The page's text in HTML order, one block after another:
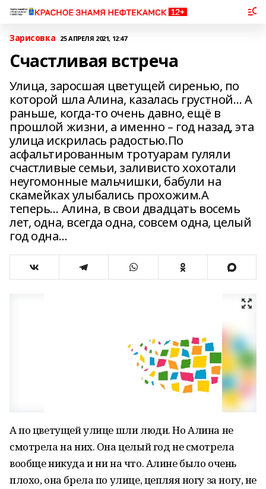
Зарисовка 25 АПРЕЛЯ 2021, 12:47
Счастливая встреча
Улица, заросшая цветущей сиренью, по
которой шла Алина, казалась грустной… А
раньше, когда-то очень давно, ещё в
прошлой жизни, а именно – год назад, эта
улица искрилась радостью.По
асфальтированным тротуарам гуляли
счастливые семьи, заливисто хохотали
неугомонные мальчишки, бабули на
скамейках улыбались прохожим.А
теперь… Алина, в свои двадцать восемь
лет, одна, всегда одна, совсем одна, целый
год одна…
А по цветущей улице шли люди. Но Алина не
смотрела на них. Она целый год не смотрела
вообще никуда и ни на что. Алине было очень
плохо, она брела по улице, цепляя ногу за ногу, не